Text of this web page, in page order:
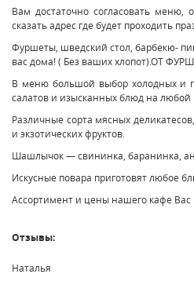
Вам достаточно согласовать меню,
сказать адрес где будет проходить
Фуршеты, шведский стол, барбекю-
вас дома! ( Без ваших хлопот).ОТ
В меню большой выбор холодных и
салатов и изысканных блюд на любой
Различные сорта мясных
и экзотических фруктов.
Шашлычок — свининка, баранинка,
Искусные повара приготовят любое
Ассортимент и цены нашего кафе Вас
Отзывы:
Наталья